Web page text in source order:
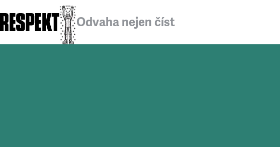
Odvaha nejen číst